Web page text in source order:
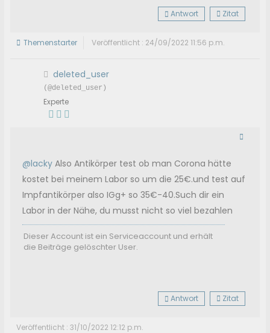
Antwort Zitat
Themenstarter Veröffentlicht : 24/09/2022 11:56 p.m.
deleted_user
(@deleted_user)
Experte
@lacky Also Antikörper test ob man Corona hätte
kostet bei meinem Labor so um die 25€.und test auf
Impfantikörper also IGg+ so 35€-40.Such dir ein
Labor in der Nähe, du musst nicht so viel bezahlen
Dieser Account ist ein Serviceaccount und erhält
die Beiträge gelöschter User.
Antwort Zitat
Veröffentlicht : 31/10/2022 12:12 p.m.